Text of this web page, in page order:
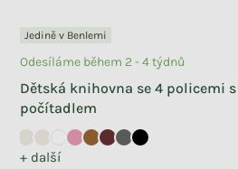
Jedině v Benlemi
Dětská knihovna se 4 policemi s
počítadlem
+ další
Odesíláme během 2 - 4 týdnů